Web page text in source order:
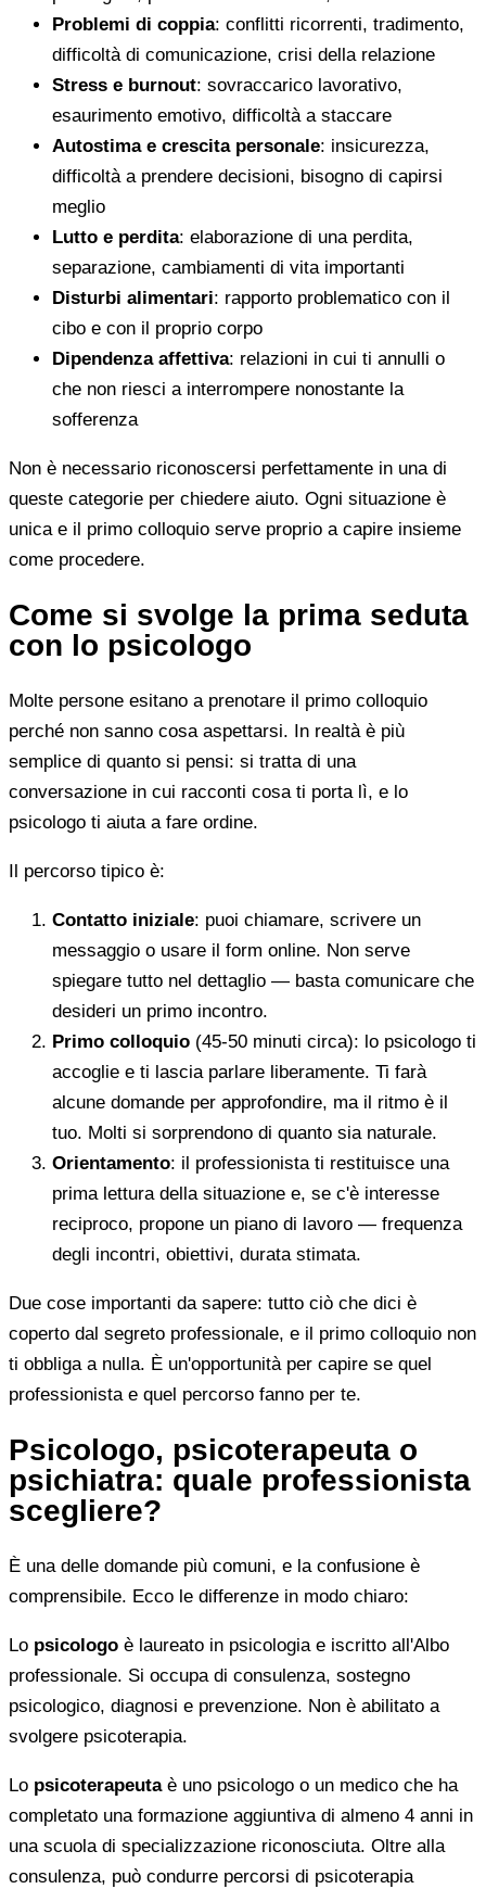
Problemi di coppia: conflitti ricorrenti, tradimento,
difficoltà di comunicazione, crisi della relazione
Stress e burnout: sovraccarico lavorativo,
esaurimento emotivo, difficoltà a staccare
Autostima e crescita personale: insicurezza,
difficoltà a prendere decisioni, bisogno di capirsi
meglio
Lutto e perdita: elaborazione di una perdita,
separazione, cambiamenti di vita importanti
Disturbi alimentari: rapporto problematico con il
cibo e con il proprio corpo
Dipendenza affettiva: relazioni in cui ti annulli o
che non riesci a interrompere nonostante la
sofferenza
Non è necessario riconoscersi perfettamente in una di
queste categorie per chiedere aiuto. Ogni situazione è
unica e il primo colloquio serve proprio a capire insieme
come procedere.
Come si svolge la prima seduta
con lo psicologo
Molte persone esitano a prenotare il primo colloquio
perché non sanno cosa aspettarsi. In realtà è più
semplice di quanto si pensi: si tratta di una
conversazione in cui racconti cosa ti porta lì, e lo
psicologo ti aiuta a fare ordine.
Il percorso tipico è:
Contatto iniziale: puoi chiamare, scrivere un
messaggio o usare il form online. Non serve
spiegare tutto nel dettaglio — basta comunicare che
desideri un primo incontro.
Primo colloquio (45-50 minuti circa): lo psicologo ti
accoglie e ti lascia parlare liberamente. Ti farà
alcune domande per approfondire, ma il ritmo è il
tuo. Molti si sorprendono di quanto sia naturale.
Orientamento: il professionista ti restituisce una
prima lettura della situazione e, se c'è interesse
reciproco, propone un piano di lavoro — frequenza
degli incontri, obiettivi, durata stimata.
Due cose importanti da sapere: tutto ciò che dici è
coperto dal segreto professionale, e il primo colloquio non
ti obbliga a nulla. È un'opportunità per capire se quel
professionista e quel percorso fanno per te.
Psicologo, psicoterapeuta o
psichiatra: quale professionista
scegliere?
È una delle domande più comuni, e la confusione è
comprensibile. Ecco le differenze in modo chiaro:
Lo psicologo è laureato in psicologia e iscritto all'Albo
professionale. Si occupa di consulenza, sostegno
psicologico, diagnosi e prevenzione. Non è abilitato a
svolgere psicoterapia.
Lo psicoterapeutaè uno psicologo o un medico che ha
completato una formazione aggiuntiva di almeno 4 anni in
una scuola di specializzazione riconosciuta. Oltre alla
consulenza, può condurre percorsi di psicoterapia